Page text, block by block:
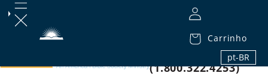
Carrinho
pt-BR
1.800.32.BIBLE
(1.800.322.4253)